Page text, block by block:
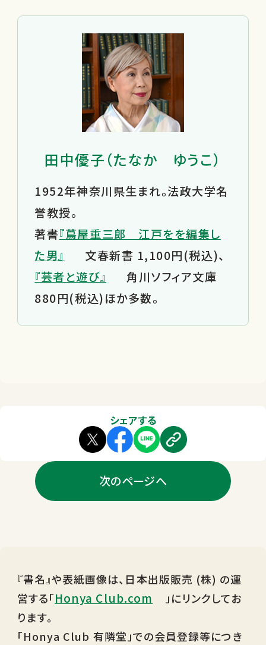
田中優子（たなか ゆうこ）
1952年神奈川県生まれ。法政大学名
誉教授。
著書『蔦屋重三郎 江戸をを編集し
た男』
文春新書 1,100円(税込)、
『芸者と遊び』
角川ソフィア文庫
880円(税込)ほか多数。
シェアする
次のページへ
『書名』や表紙画像は、日本出版販売 (株) の運
営する「Honya Club.com
」にリンクしてお
ります。
「Honya Club 有隣堂」での会員登録等につき